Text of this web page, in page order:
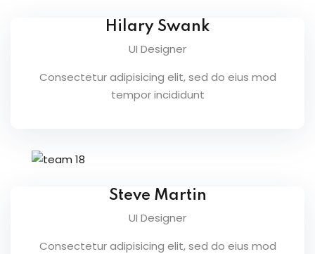
Hilary Swank
UI Designer
Consectetur adipisicing elit, sed do eius mod
tempor incididunt
Steve Martin
UI Designer
Consectetur adipisicing elit, sed do eius mod